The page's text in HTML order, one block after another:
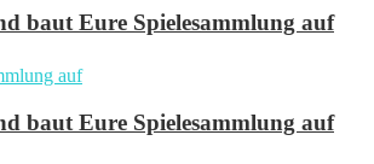
baut Eure Spielesammlung auf
baut Eure Spielesammlung auf